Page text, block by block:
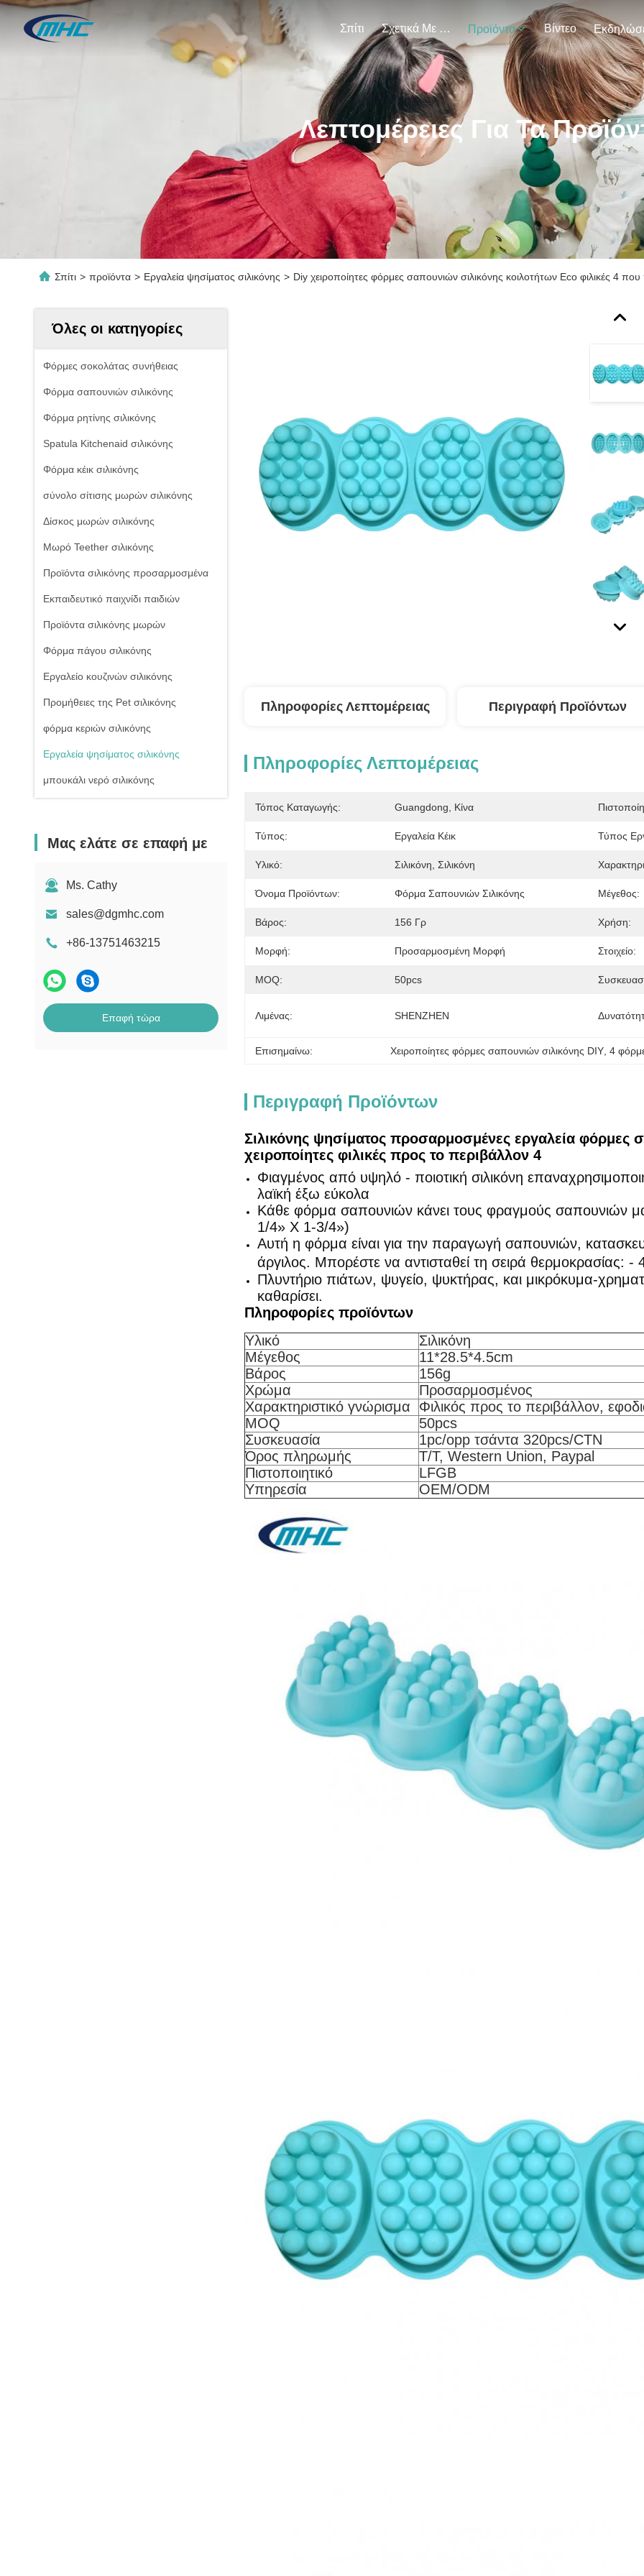
Σπίτι Σχετικά Με Εμάς Προϊόντα Βίντεο
Λεπτομέρειες Για Τα
Σπίτι > προϊόντα > Εργαλεία ψησίματος σιλικόνης > Diy χειροποίητες φόρμες σαπουνιών σιλικόνης κοιλοτήτων Eco φιλικές 4
Όλες οι κατηγορίες
Φόρμες σοκολάτας συνήθειας
Φόρμα σαπουνιών σιλικόνης
Φόρμα ρητίνης σιλικόνης
Spatula Kitchenaid σιλικόνης
Φόρμα κέικ σιλικόνης
σύνολο σίτισης μωρών σιλικόνης
Δίσκος μωρών σιλικόνης
Μωρό Teether σιλικόνης
Προϊόντα σιλικόνης προσαρμοσμένα
Εκπαιδευτικό παιχνίδι παιδιών
Προϊόντα σιλικόνης μωρών
Φόρμα πάγου σιλικόνης
Εργαλείο κουζινών σιλικόνης
Προμήθειες της Pet σιλικόνης
φόρμα κεριών σιλικόνης
Εργαλεία ψησίματος σιλικόνης
μπουκάλι νερό σιλικόνης
Μας ελάτε σε επαφή με
Ms. Cathy
sales@dgmhc.com
+86-13751463215
Επαφή τώρα
Πληροφορίες Λεπτομέρειας Περιγραφή Προϊόντων
Πληροφορίες Λεπτομέρειας
Τόπος Καταγωγής: Guangdong, Κίνα
Τύπος: Εργαλεία Κέικ Τύπος
Υλικό: Σιλικόνη, Σιλικόνη
Όνομα Προϊόντων: Φόρμα Σαπουνιών Σιλικόνης Μέγεθος:
Βάρος: 156 Γρ Χρήση:
Μορφή: Προσαρμοσμένη Μορφή Στοιχείο:
MOQ: 50pcs
Λιμένας: SHENZHEN
Επισημαίνω: Χειροποίητες φόρμες σαπουνιών σιλικόνης DIY , 4
Περιγραφή Προϊόντων
Σιλικόνης ψησίματος προσαρμοσμένες εργαλεία φόρμες
χειροποίητες φιλικές προς το περιβάλλον 4
Φιαγμένος από υψηλό - ποιοτική σιλικόνη
λαϊκή έξω εύκολα
Κάθε φόρμα σαπουνιών κάνει τους φραγμούς σαπουνιών
1/4» Χ 1-3/4»)
Αυτή η φόρμα είναι για την παραγωγή σαπουνιών,
άργιλος. Μπορέστε να αντισταθεί τη σειρά θερμοκρασίας:
Πλυντήριο πιάτων, ψυγείο, ψυκτήρας, και μικρόκυμα-
καθαρίσει.
Πληροφορίες προϊόντων
Υλικό
Σιλικόνη
Μέγεθος
11*28.5*4.5cm
Βάρος
156g
Χρώμα
Προσαρμοσμένος
Χαρακτηριστικό γνώρισμα
Φιλικός προς το περιβάλλον,
MOQ
50pcs
Συσκευασία
1pc/opp τσάντα 320pcs/CTN
Όρος πληρωμής
T/T, Western Union, Paypal
Πιστοποιητικό
LFGB
Υπηρεσία
OEM/ODM